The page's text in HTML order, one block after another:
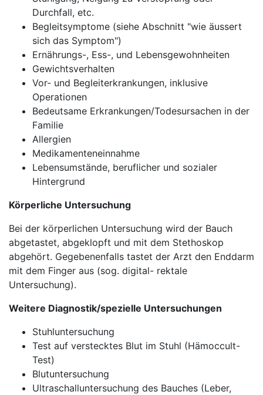
Durchfall, etc.
Begleitsymptome (siehe Abschnitt "wie äussert
sich das Symptom")
Ernährungs-, Ess-, und Lebensgewohnheiten
Gewichtsverhalten
Vor- und Begleiterkrankungen, inklusive
Operationen
Bedeutsame Erkrankungen/Todesursachen in der
Familie
Allergien
Medikamenteneinnahme
Lebensumstände, beruflicher und sozialer
Hintergrund
Körperliche Untersuchung
Bei der körperlichen Untersuchung wird der Bauch
abgetastet, abgeklopft und mit dem Stethoskop
abgehört. Gegebenenfalls tastet der Arzt den Enddarm
mit dem Finger aus (sog. digital- rektale
Untersuchung).
Weitere Diagnostik/spezielle Untersuchungen
Stuhluntersuchung
Test auf verstecktes Blut im Stuhl (Hämoccult-
Test)
Blutuntersuchung
Ultraschalluntersuchung des Bauches (Leber,